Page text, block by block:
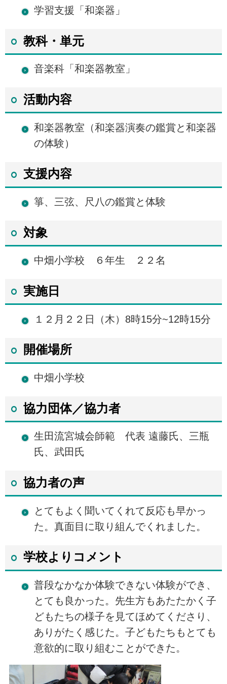
学習支援「和楽器」
教科・単元
音楽科「和楽器教室」
活動内容
和楽器教室（和楽器演奏の鑑賞と和楽器
の体験）
支援内容
箏、三弦、尺八の鑑賞と体験
対象
中畑小学校 ６年生 ２２名
実施日
１２月２２日（木）8時15分~12時15分
開催場所
中畑小学校
協力団体／協力者
生田流宮城会師範 代表 遠藤氏、三瓶
氏、武田氏
協力者の声
とてもよく聞いてくれて反応も早かっ
た。真面目に取り組んでくれました。
学校よりコメント
普段なかなか体験できない体験ができ、
とても良かった。先生方もあたたかく子
どもたちの様子を見てほめてくださり、
ありがたく感じた。子どもたちもとても
意欲的に取り組むことができた。